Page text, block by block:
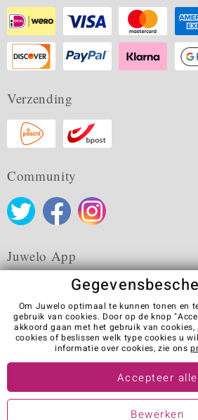
Verzending
Community
Juwelo App
Algemene verkoopvoorwaarden
Colofon
Contact
Visit our stores in other
Om Juwelo optimaal te kunnen tonen en
gebruik van cookies. Door op de knop
akkoord gaan met het gebruik van cookies,
cookies of beslissen welk type cookies u
informatie over cookies, zie ons
Accepteer alle
Bewerken